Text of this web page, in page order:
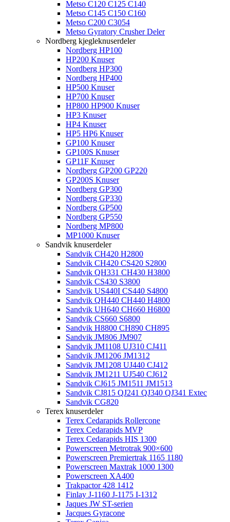
Metso C120 C125 C140
Metso C145 C150 C160
Metso C200 C3054
Metso Gyratory Crusher Deler
Nordberg kjegleknuserdeler
Nordberg HP100
HP200 Knuser
Nordberg HP300
Nordberg HP400
HP500 Knuser
HP700 Knuser
HP800 HP900 Knuser
HP3 Knuser
HP4 Knuser
HP5 HP6 Knuser
GP100 Knuser
GP100S Knuser
GP11F Knuser
Nordberg GP200 GP220
GP200S Knuser
Nordberg GP300
Nordberg GP330
Nordberg GP500
Nordberg GP550
Nordberg MP800
MP1000 Knuser
Sandvik knuserdeler
Sandvik CH420 H2800
Sandvik CH420 CS420 S2800
Sandvik QH331 CH430 H3800
Sandvik CS430 S3800
Sandvik US440I CS440 S4800
Sandvik QH440 CH440 H4800
Sandvik UH640 CH660 H6800
Sandvik CS660 S6800
Sandvik H8800 CH890 CH895
Sandvik JM806 JM907
Sandvik JM1108 UJ310 CJ411
Sandvik JM1206 JM1312
Sandvik JM1208 UJ440 CJ412
Sandvik JM1211 UJ540 CJ612
Sandvik CJ615 JM1511 JM1513
Sandvik CJ815 QJ241 QJ340 QJ341 Extec
Sandvik CG820
Terex knuserdeler
Terex Cedarapids Rollercone
Terex Cedarapids MVP
Terex Cedarapids HIS 1300
Powerscreen Metrotrak 900×600
Powerscreen Premiertrak 1165 1180
Powerscreen Maxtrak 1000 1300
Powerscreen XA400
Trakpactor 428 1412
Finlay J-1160 J-1175 I-1312
Jaques JW ST-serien
Jacques Gyracone